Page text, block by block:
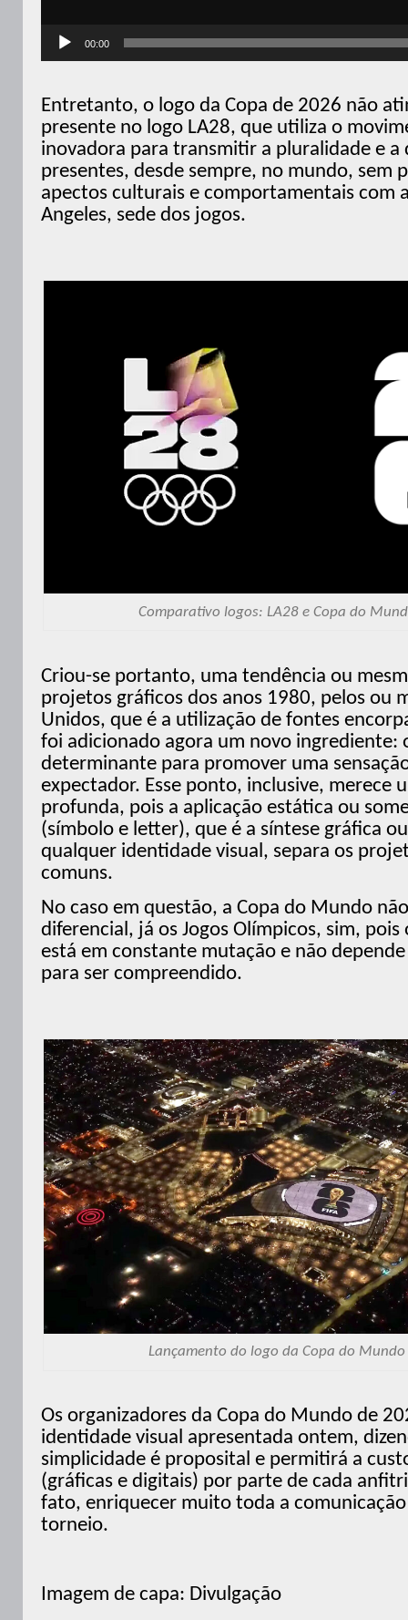
00:00
Entretanto, o logo da Copa de 2026 não
presente no logo LA28, que utiliza o
inovadora para transmitir a pluralidade e a
presentes, desde sempre, no mundo, sem
apectos culturais e comportamentais com
Angeles, sede dos jogos.
Comparativo logos: LA28 e Copa do
Criou-se portanto, uma tendência ou
projetos gráficos dos anos 1980, pelos ou
Unidos, que é a utilização de fontes
foi adicionado agora um novo ingrediente:
determinante para promover uma
expectador. Esse ponto, inclusive, merece
profunda, pois a aplicação estática ou
(símbolo e letter), que é a síntese gráfica
qualquer identidade visual, separa os
comuns.
No caso em questão, a Copa do Mundo
diferencial, já os Jogos Olímpicos, sim, pois
está em constante mutação e não
para ser compreendido.
Lançamento do logo da Copa do
Os organizadores da Copa do Mundo de
identidade visual apresentada ontem,
simplicidade é proposital e permitirá a
(gráficas e digitais) por parte de cada
fato, enriquecer muito toda a
torneio.
Imagem de capa: Divulgação